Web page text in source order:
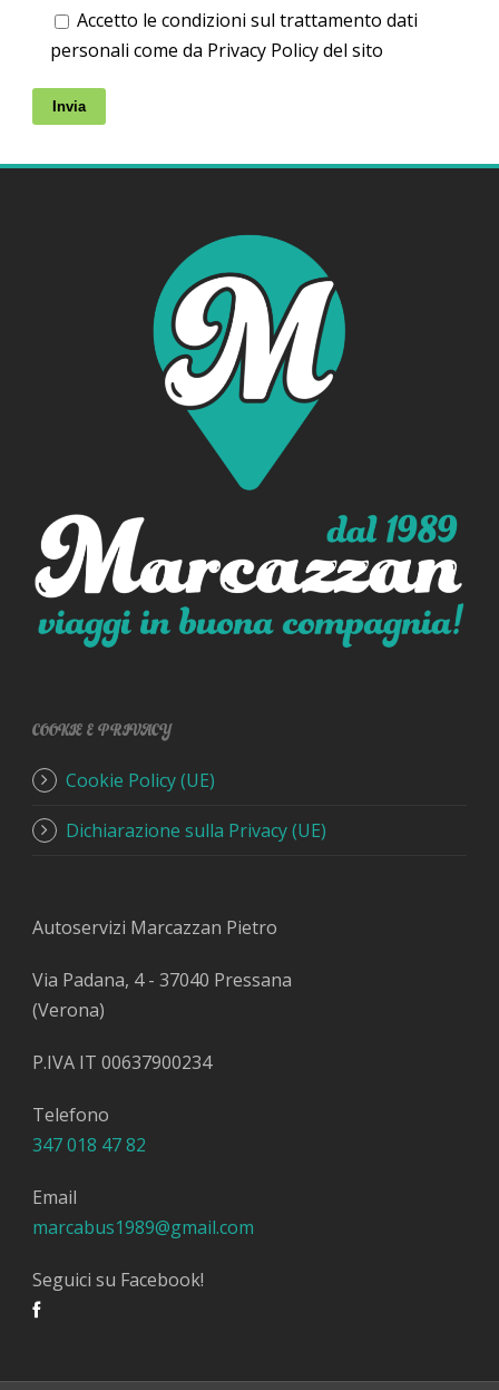
Accetto le condizioni sul trattamento dati
personali come da Privacy Policy del sito
COOKIE E PRIVACY
Cookie Policy (UE)
Dichiarazione sulla Privacy (UE)
Autoservizi Marcazzan Pietro
Via Padana, 4 - 37040 Pressana
(Verona)
P.IVA IT 00637900234
Telefono
347 018 47 82
Email
marcabus1989@gmail.com
Seguici su Facebook!